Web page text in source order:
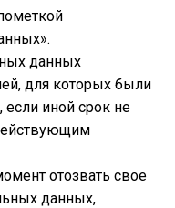
данных
для которых были
иной срок не
отозвать свое
данных,